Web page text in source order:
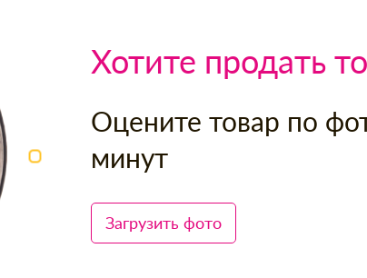
Хотите продать
Оцените товар по
минут
Загрузить фото